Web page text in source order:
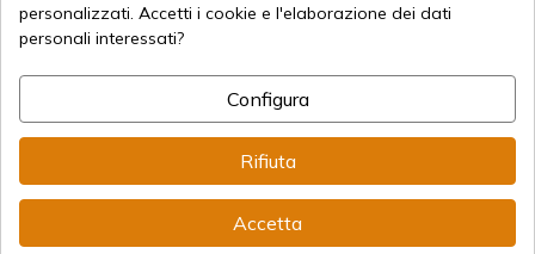
info@aceros-de-hispania.com
personalizzati. Accetti i cookie e l'elaborazione dei dati
personali interessati?
Configura
Rifiuta
Accetta